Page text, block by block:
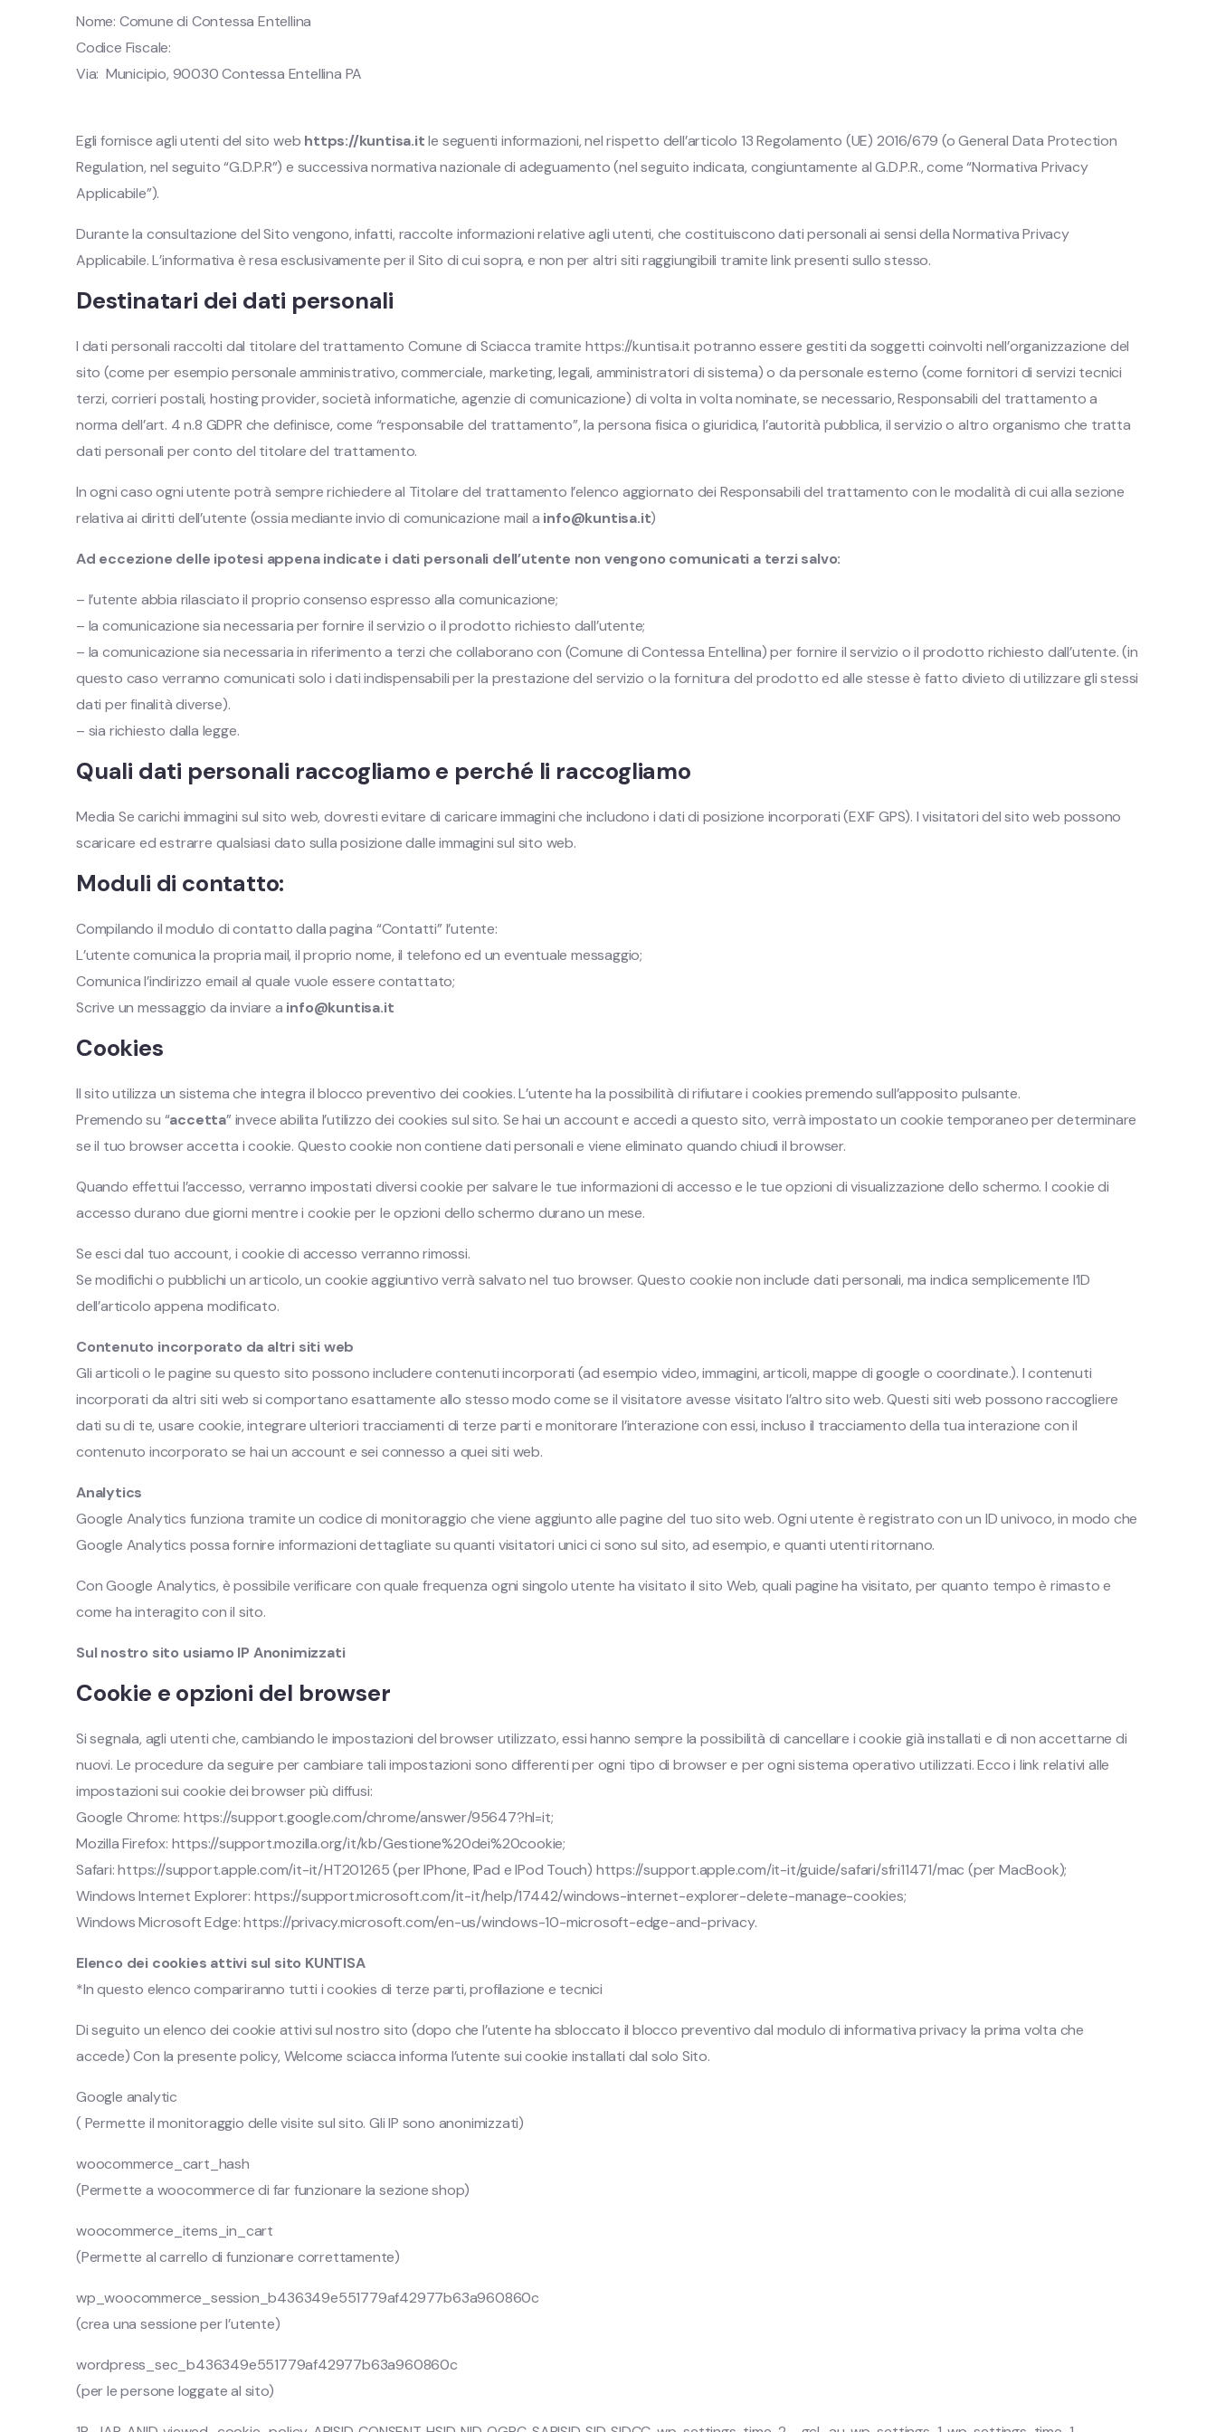
Nome: Comune di Contessa Entellina
Codice Fiscale:
Via: Municipio, 90030 Contessa Entellina PA
Egli fornisce agli utenti del sito web https://kuntisa.itle seguenti informazioni, nel rispetto dell’articolo 13 Regolamento (UE) 2016/679 (o General Data Protection
Regulation, nel seguito “G.D.P.R”) e successiva normativa nazionale di adeguamento (nel seguito indicata, congiuntamente al G.D.P.R., come “Normativa Privacy
Applicabile”).
Durante la consultazione del Sito vengono, infatti, raccolte informazioni relative agli utenti, che costituiscono dati personali ai sensi della Normativa Privacy
Applicabile. L’informativa è resa esclusivamente per il Sito di cui sopra, e non per altri siti raggiungibili tramite link presenti sullo stesso.
Destinatari dei dati personali
I dati personali raccolti dal titolare del trattamento Comune di Sciacca tramite https://kuntisa.it potranno essere gestiti da soggetti coinvolti nell’organizzazione del
sito (come per esempio personale amministrativo, commerciale, marketing, legali, amministratori di sistema) o da personale esterno (come fornitori di servizi tecnici
terzi, corrieri postali, hosting provider, società informatiche, agenzie di comunicazione) di volta in volta nominate, se necessario, Responsabili del trattamento a
norma dell’art. 4 n.8 GDPR che definisce, come “responsabile del trattamento”, la persona fisica o giuridica, l’autorità pubblica, il servizio o altro organismo che tratta
dati personali per conto del titolare del trattamento.
In ogni caso ogni utente potrà sempre richiedere al Titolare del trattamento l’elenco aggiornato dei Responsabili del trattamento con le modalità di cui alla sezione
relativa ai diritti dell’utente (ossia mediante invio di comunicazione mail a info@kuntisa.it)
Ad eccezione delle ipotesi appena indicate i dati personali dell’utente non vengono comunicati a terzi salvo:
– l’utente abbia rilasciato il proprio consenso espresso alla comunicazione;
– la comunicazione sia necessaria per fornire il servizio o il prodotto richiesto dall’utente;
– la comunicazione sia necessaria in riferimento a terzi che collaborano con (Comune di Contessa Entellina) per fornire il servizio o il prodotto richiesto dall’utente. (in
questo caso verranno comunicati solo i dati indispensabili per la prestazione del servizio o la fornitura del prodotto ed alle stesse è fatto divieto di utilizzare gli stessi
dati per finalità diverse).
– sia richiesto dalla legge.
Quali dati personali raccogliamo e perché li raccogliamo
Media Se carichi immagini sul sito web, dovresti evitare di caricare immagini che includono i dati di posizione incorporati (EXIF GPS). I visitatori del sito web possono
scaricare ed estrarre qualsiasi dato sulla posizione dalle immagini sul sito web.
Moduli di contatto:
Compilando il modulo di contatto dalla pagina “Contatti” l’utente:
L’utente comunica la propria mail, il proprio nome, il telefono ed un eventuale messaggio;
Comunica l’indirizzo email al quale vuole essere contattato;
Scrive un messaggio da inviare a info@kuntisa.it
Cookies
Il sito utilizza un sistema che integra il blocco preventivo dei cookies. L’utente ha la possibilità di rifiutare i cookies premendo sull’apposito pulsante.
Premendo su “accetta” invece abilita l’utilizzo dei cookies sul sito. Se hai un account e accedi a questo sito, verrà impostato un cookie temporaneo per determinare
se il tuo browser accetta i cookie. Questo cookie non contiene dati personali e viene eliminato quando chiudi il browser.
Quando effettui l’accesso, verranno impostati diversi cookie per salvare le tue informazioni di accesso e le tue opzioni di visualizzazione dello schermo. I cookie di
accesso durano due giorni mentre i cookie per le opzioni dello schermo durano un mese.
Se esci dal tuo account, i cookie di accesso verranno rimossi.
Se modifichi o pubblichi un articolo, un cookie aggiuntivo verrà salvato nel tuo browser. Questo cookie non include dati personali, ma indica semplicemente l’ID
dell’articolo appena modificato.
Contenuto incorporato da altri siti web
Gli articoli o le pagine su questo sito possono includere contenuti incorporati (ad esempio video, immagini, articoli, mappe di google o coordinate.). I contenuti
incorporati da altri siti web si comportano esattamente allo stesso modo come se il visitatore avesse visitato l’altro sito web. Questi siti web possono raccogliere
dati su di te, usare cookie, integrare ulteriori tracciamenti di terze parti e monitorare l’interazione con essi, incluso il tracciamento della tua interazione con il
contenuto incorporato se hai un account e sei connesso a quei siti web.
Analytics
Google Analytics funziona tramite un codice di monitoraggio che viene aggiunto alle pagine del tuo sito web. Ogni utente è registrato con un ID univoco, in modo che
Google Analytics possa fornire informazioni dettagliate su quanti visitatori unici ci sono sul sito, ad esempio, e quanti utenti ritornano.
Con Google Analytics, è possibile verificare con quale frequenza ogni singolo utente ha visitato il sito Web, quali pagine ha visitato, per quanto tempo è rimasto e
come ha interagito con il sito.
Sul nostro sito usiamo IP Anonimizzati
Cookie e opzioni del browser
Si segnala, agli utenti che, cambiando le impostazioni del browser utilizzato, essi hanno sempre la possibilità di cancellare i cookie già installati e di non accettarne di
nuovi. Le procedure da seguire per cambiare tali impostazioni sono differenti per ogni tipo di browser e per ogni sistema operativo utilizzati. Ecco i link relativi alle
impostazioni sui cookie dei browser più diffusi:
Google Chrome: https://support.google.com/chrome/answer/95647?hl=it;
Mozilla Firefox: https://support.mozilla.org/it/kb/Gestione%20dei%20cookie;
Safari: https://support.apple.com/it-it/HT201265 (per IPhone, IPad e IPod Touch) https://support.apple.com/it-it/guide/safari/sfri11471/mac (per MacBook);
Windows Internet Explorer: https://support.microsoft.com/it-it/help/17442/windows-internet-explorer-delete-manage-cookies;
Windows Microsoft Edge: https://privacy.microsoft.com/en-us/windows-10-microsoft-edge-and-privacy.
Elenco dei cookies attivi sul sito KUNTISA
*In questo elenco compariranno tutti i cookies di terze parti, profilazione e tecnici
Di seguito un elenco dei cookie attivi sul nostro sito (dopo che l’utente ha sbloccato il blocco preventivo dal modulo di informativa privacy la prima volta che
accede) Con la presente policy, Welcome sciacca informa l’utente sui cookie installati dal solo Sito.
Google analytic
( Permette il monitoraggio delle visite sul sito. Gli IP sono anonimizzati)
woocommerce_cart_hash
(Permette a woocommerce di far funzionare la sezione shop)
woocommerce_items_in_cart
(Permette al carrello di funzionare correttamente)
wp_woocommerce_session_b436349e551779af42977b63a960860c
(crea una sessione per l’utente)
wordpress_sec_b436349e551779af42977b63a960860c
(per le persone loggate al sito)